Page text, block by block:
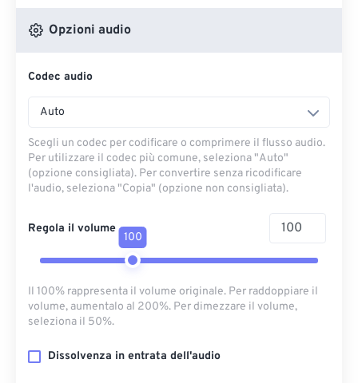
Opzioni audio
Codec audio
Auto
Scegli un codec per codificare o comprimere il flusso audio.
Per utilizzare il codec più comune, seleziona "Auto"
(opzione consigliata). Per convertire senza ricodificare
l'audio, seleziona "Copia" (opzione non consigliata).
Regola il volume
100
Il 100% rappresenta il volume originale. Per raddoppiare il
volume, aumentalo al 200%. Per dimezzare il volume,
seleziona il 50%.
Dissolvenza in entrata dell'audio